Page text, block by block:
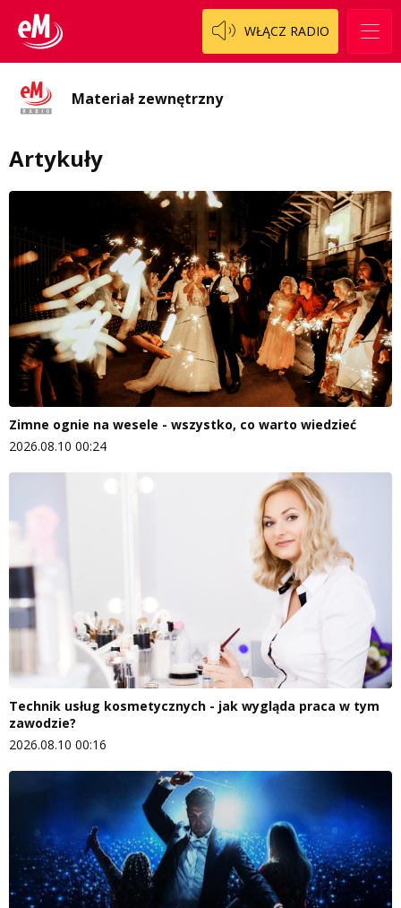
WŁĄCZ RADIO
Materiał zewnętrzny
Artykuły
Zimne ognie na wesele - wszystko, co warto wiedzieć
2026.08.10 00:24
Technik usług kosmetycznych - jak wygląda praca w tym
zawodzie?
2026.08.10 00:16